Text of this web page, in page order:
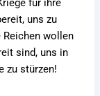
für ihre
uns zu
Reichen wollen
sind, uns in
zu stürzen!